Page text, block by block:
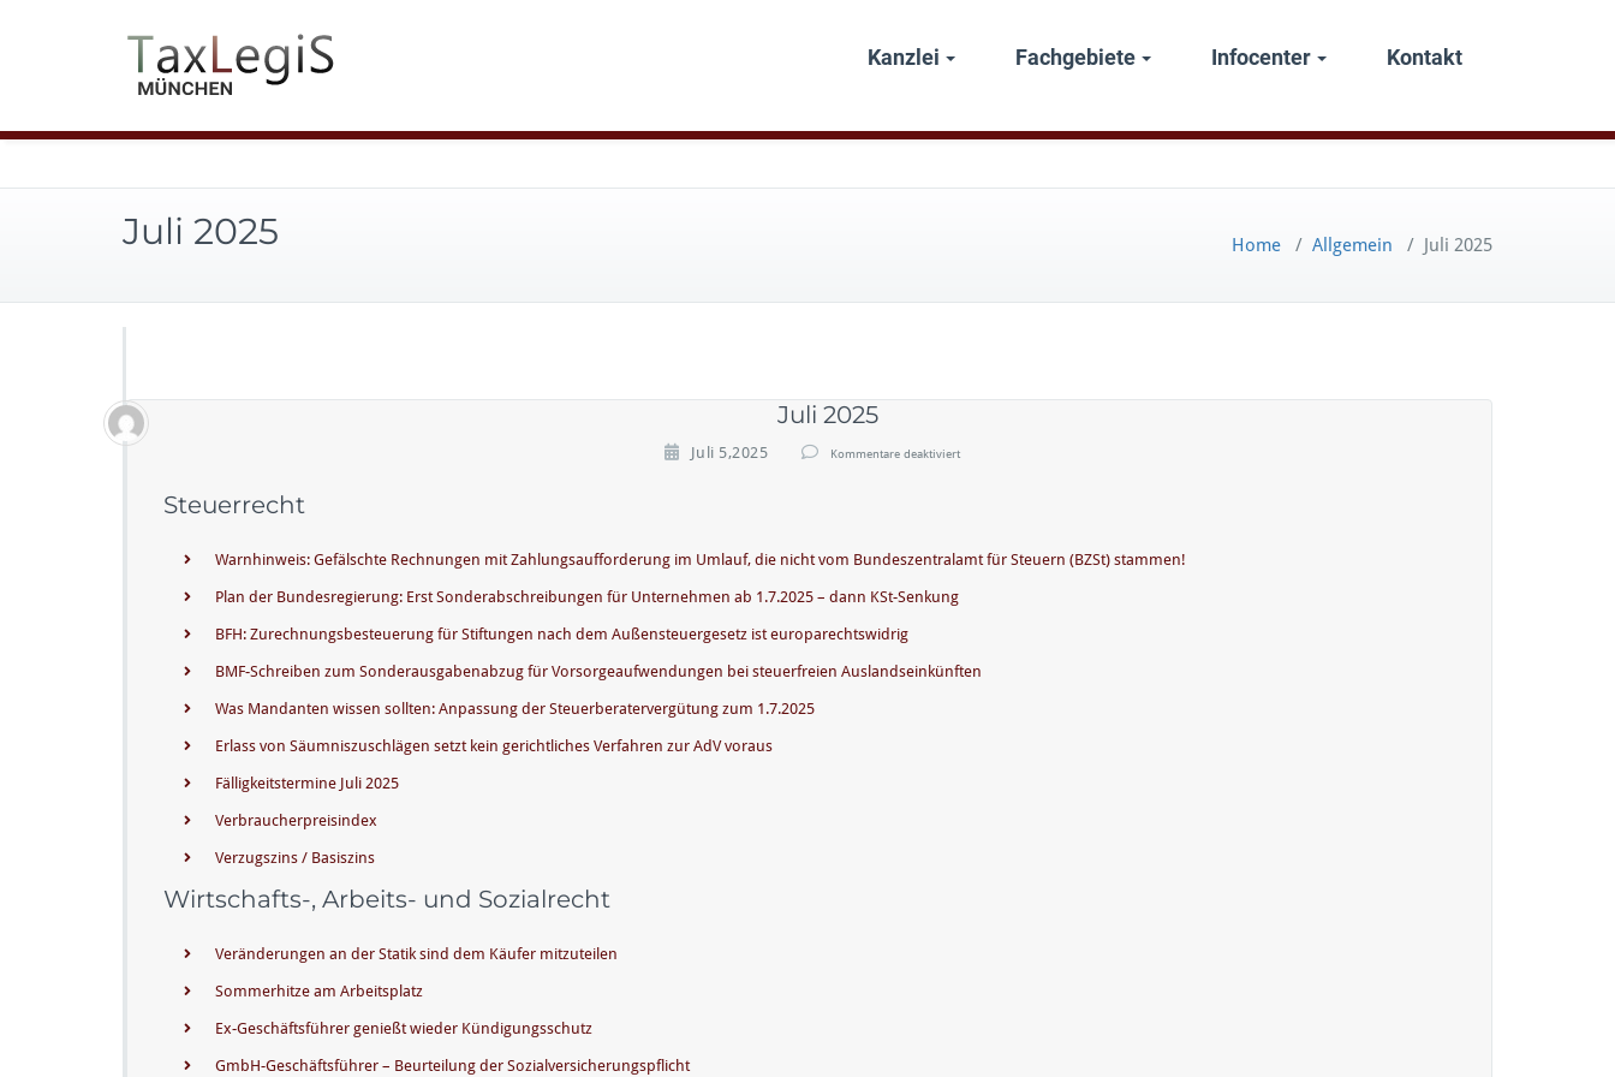
Kanzlei Fachgebiete Infocenter Kontakt
Juli 2025 Home / Allgemein / Juli 2025
Juli 2025
Juli 5,2025 Kommentare deaktiviert
u
Steuerrecht
Warnhinweis: Gefälschte Rechnungen mit Zahlungsaufforderung im Umlauf, die nicht vom Bundeszentralamt für Steuern (BZSt) stammen!
Plan der Bundesregierung: Erst Sonderabschreibungen für Unternehmen ab 1.7.2025 – dann KSt-Senkung
BFH: Zurechnungsbesteuerung für Stiftungen nach dem Außensteuergesetz ist europarechtswidrig
BMF-Schreiben zum Sonderausgabenabzug für Vorsorgeaufwendungen bei steuerfreien Auslandseinkünften
Was Mandanten wissen sollten: Anpassung der Steuerberatervergütung zum 1.7.2025
Erlass von Säumniszuschlägen setzt kein gerichtliches Verfahren zur AdV voraus
Fälligkeitstermine Juli 2025
Verbraucherpreisindex
Verzugszins / Basiszins
Wirtschafts-, Arbeits- und Sozialrecht
Veränderungen an der Statik sind dem Käufer mitzuteilen
Sommerhitze am Arbeitsplatz
Ex-Geschäftsführer genießt wieder Kündigungsschutz
GmbH-Geschäftsführer – Beurteilung der Sozialversicherungspflicht